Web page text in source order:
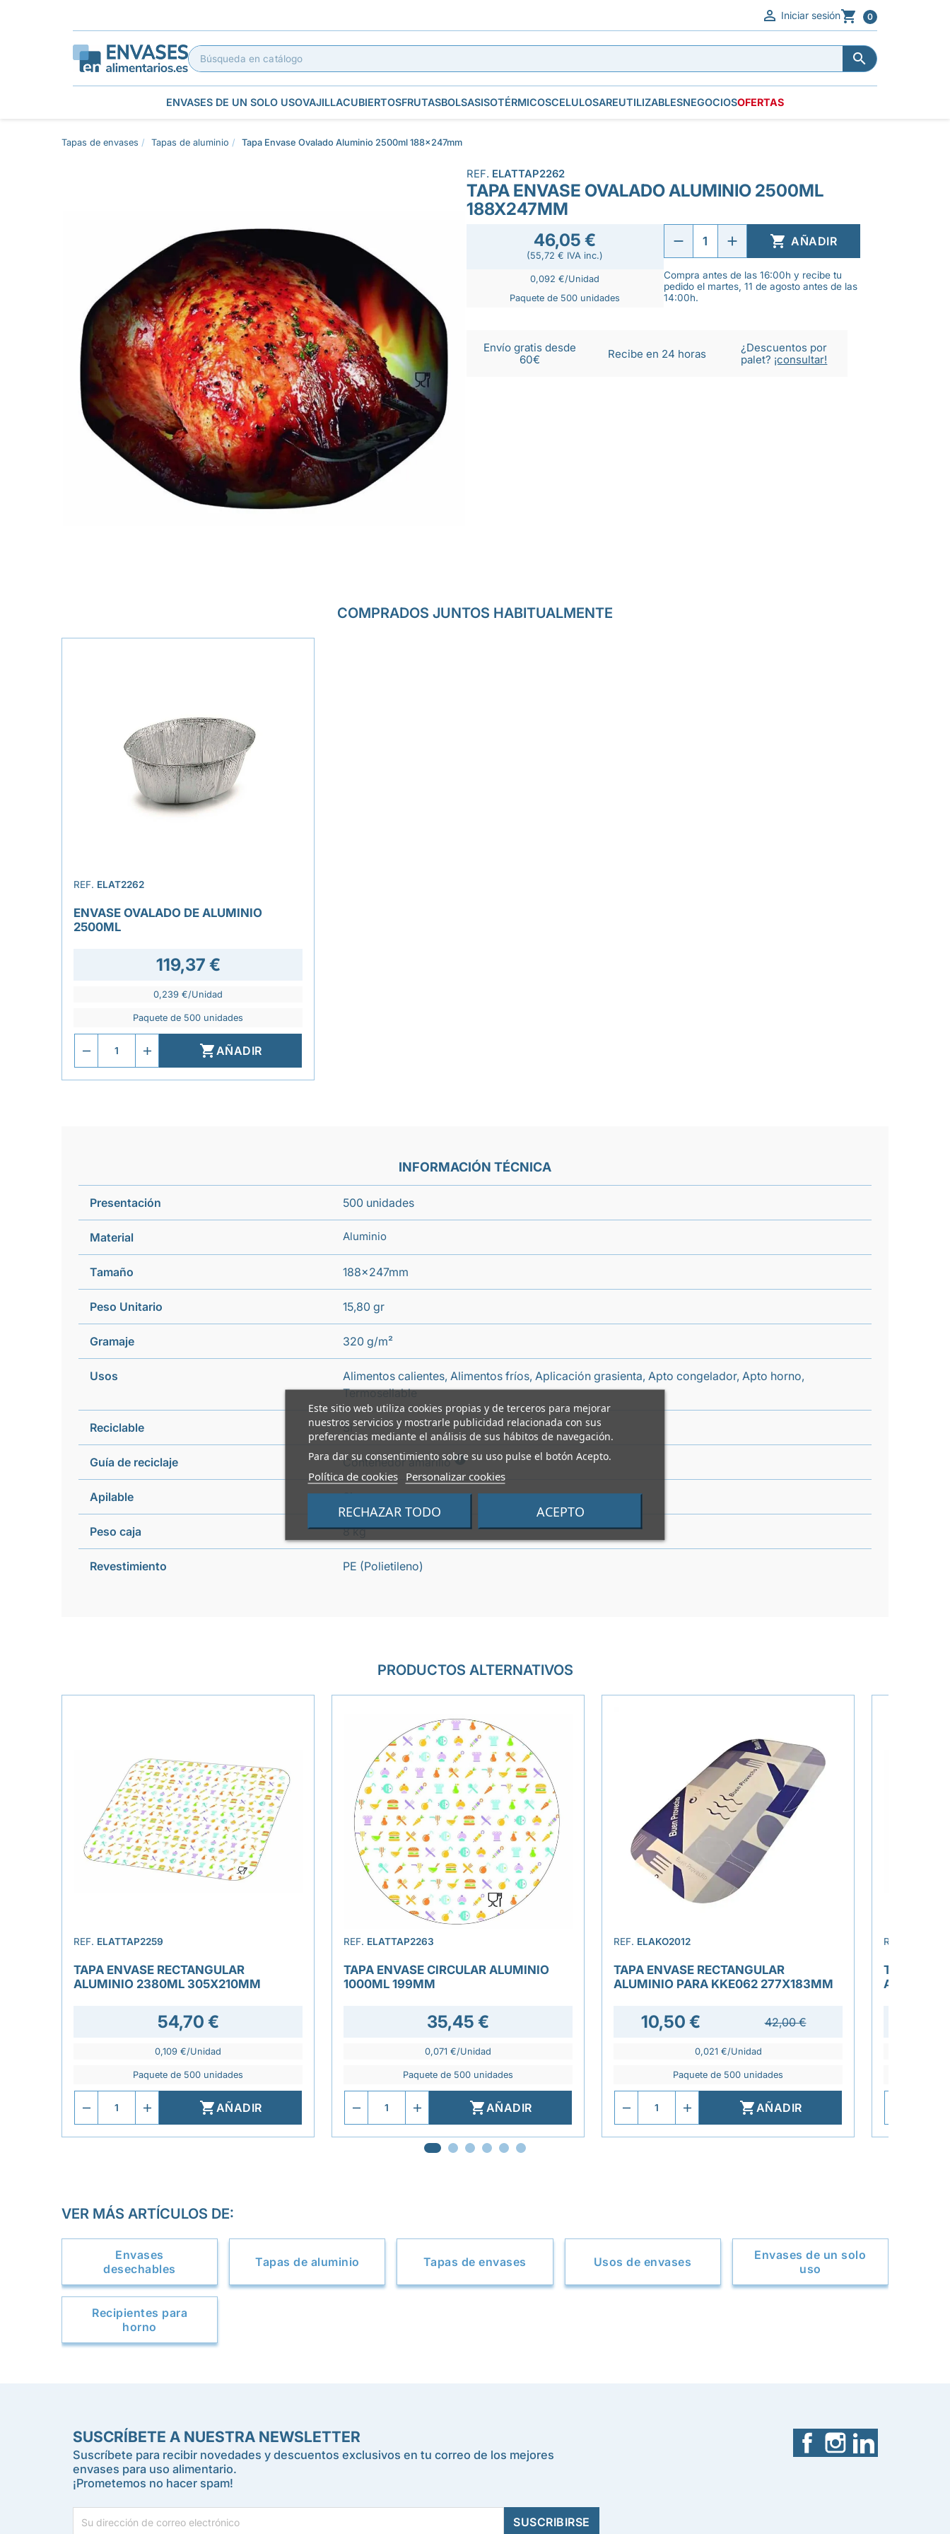
 Iniciar sesión 0


ENVASES DE UN SOLO USOVAJILLACUBIERTOSFRUTASBOLSASISOTÉRMICOSCELULOSAREUTILIZABLESNEGOCIOSOFERTAS
Este sitio web utiliza cookies propias y de terceros para mejorar
nuestros servicios y mostrarle publicidad relacionada con sus
preferencias mediante el análisis de sus hábitos de navegación.
Para dar su consentimiento sobre su uso pulse el botón Acepto.
Política de cookies Personalizar cookies
RECHAZAR TODO ACEPTO
Tapas de envases Tapas de aluminio Tapa Envase Ovalado Aluminio 2500ml 188x247mm
REF. ELATTAP2262
TAPA ENVASE OVALADO ALUMINIO 2500ML
188X247MM
46,05 €
(55,72 € IVA inc.)
0,092 €/Unidad
Paquete de 500 unidades
 AÑADIR
Compra antes de las 16:00h y recibe tu
pedido el martes, 11 de agosto antes de las
14:00h.
Envío gratis desde
60€
Recibe en 24 horas
¿Descuentos por
palet? ¡consultar!
COMPRADOS JUNTOS HABITUALMENTE
REF. ELAT2262
ENVASE OVALADO DE ALUMINIO
2500ML
119,37 €
0,239 €/Unidad
Paquete de 500 unidades
AÑADIR
INFORMACIÓN TÉCNICA
Presentación 500 unidades
Material Aluminio
Tamaño 188x247mm
Peso Unitario 15,80 gr
Gramaje 320 g/m²
Usos
Alimentos calientes, Alimentos fríos, Aplicación grasienta, Apto congelador, Apto horno,
Termosellable
Reciclable Si
Guía de reciclaje Contenedor amarillo i
Apilable Si
Peso caja 8 kg
Revestimiento PE (Polietileno)
PRODUCTOS ALTERNATIVOS
REF. ELATTAP2259
TAPA ENVASE RECTANGULAR
ALUMINIO 2380ML 305X210MM
54,70 €
0,109 €/Unidad
Paquete de 500 unidades
AÑADIR
REF. ELATTAP2263
TAPA ENVASE CIRCULAR ALUMINIO
1000ML 199MM
35,45 €
0,071 €/Unidad
Paquete de 500 unidades
AÑADIR
REF. ELAKO2012
TAPA ENVASE RECTANGULAR
ALUMINIO PARA KKE062 277X183MM
10,50 € 42,00 €
0,021 €/Unidad
Paquete de 500 unidades
AÑADIR
REF.
TAPA
ALUMINIO
VER MÁS ARTÍCULOS DE:
Envases
desechables
Tapas de aluminio Tapas de envases Usos de envases
Envases de un solo
uso
Recipientes para
horno
SUSCRÍBETE A NUESTRA NEWSLETTER
Suscríbete para recibir novedades y descuentos exclusivos en tu correo de los mejores
envases para uso alimentario.
¡Prometemos no hacer spam!
FacebookInstagram